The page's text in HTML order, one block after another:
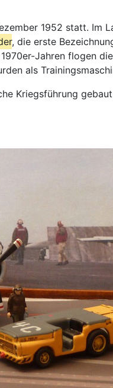
1952 statt. Im
, die erste
Jahren flogen
als
Kriegsführung